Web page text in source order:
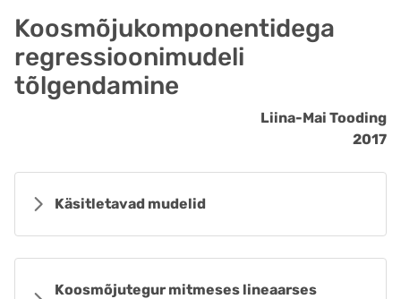
Koosmõjukomponentidega
regressioonimudeli
tõlgendamine
Liina-Mai Tooding
2017
Käsitletavad mudelid
Koosmõjutegur mitmeses lineaarses